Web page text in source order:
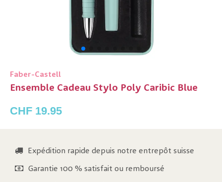
Faber-Castell
Ensemble Cadeau Stylo Poly Caribic Blue
CHF 19.95
Expédition rapide depuis notre entrepôt suisse
Garantie 100 % satisfait ou remboursé